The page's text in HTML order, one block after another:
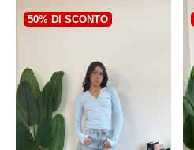
50% DI SCONTO